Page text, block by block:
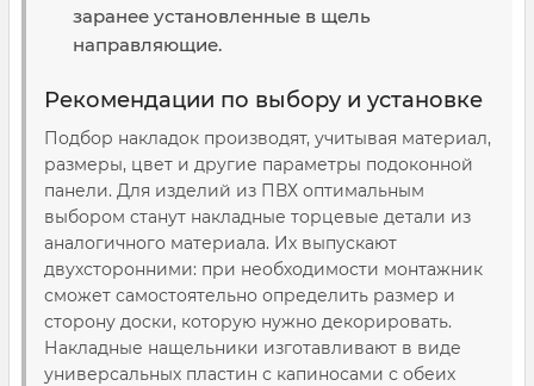
заранее установленные в щель
направляющие.
Рекомендации по выбору и установке
Подбор накладок производят, учитывая материал,
размеры, цвет и другие параметры подоконной
панели. Для изделий из ПВХ оптимальным
выбором станут накладные торцевые детали из
аналогичного материала. Их выпускают
двухсторонними: при необходимости монтажник
сможет самостоятельно определить размер и
сторону доски, которую нужно декорировать.
Накладные нащельники изготавливают в виде
универсальных пластин с капиносами с обеих